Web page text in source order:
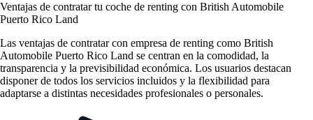
Ventajas de contratar tu coche de renting con British Automobile
Puerto Rico Land
Las ventajas de contratar con empresa de renting como British
Automobile Puerto Rico Land se centran en la comodidad, la
transparencia y la previsibilidad económica. Los usuarios destacan
disponer de todos los servicios incluidos y la flexibilidad para
adaptarse a distintas necesidades profesionales o personales.